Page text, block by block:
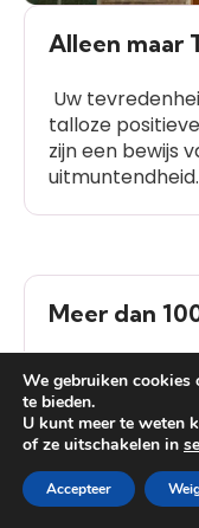
Alleen maar
Uw
talloze
zijn een bewijs
uitmuntendheid.
Meer dan
We hebben
installaties
ervaring en
We gebruiken cookies
te bieden.
U kunt meer te weten
of ze uitschakelen in
Accepteer